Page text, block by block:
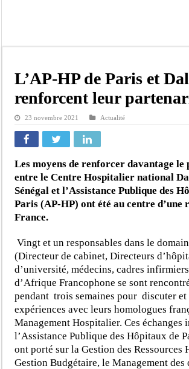
Linguère : Un élève de 14 ans meurt noyé dans un
Gamou 1448 H / 2026 : le Comité scientifique dévoile
Assemblée nationale : Sonko valide onze dossiers chauds
Passation de service au 3FPT : Soulèye Kane
L’AP-HP de Paris et
renforcent leur
23 novembre 2021 Actualité
Les moyens de renforcer davantage
entre le Centre Hospitalier national
Sénégal et l’Assistance Publique des
Paris (AP-HP) ont été au centre d’une
France.
Vingt et un responsables dans le
(Directeur de cabinet, Directeurs
d’université, médecins, cadres
d’Afrique Francophone se sont
pendant trois semaines pour discuter et
expériences avec leurs homologues
Management Hospitalier. Ces échanges
l’Assistance Publique des Hôpitaux de
ont porté sur la Gestion des Ressources
Gestion Budgétaire, le Management